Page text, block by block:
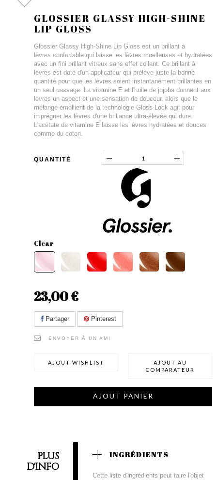
GLOSSIER GLASSY HIGH-SHINE
LIP GLOSS
Glossier Glassy High-Shine Lip Gloss est un brillant à
lèvres confortable qui laisse les lèvres moelleuses et hydratées
avec un fini brillant vitreux sans effet collant. Ce brillant à
lèvres est doté d'un applicateur qui prélève juste la bonne
quantité pour que les lèvres soient instantanément brillantes en
un seul passage. La vitamine E et l'huile de jojoba donnent aux
lèvres un aspect et une sensation de douceur, alors que le
mélange émollient de la technologie Gloss-Lock agit pour
imprégner les lèvres d'une brillance ultra-élevée qui dure.
L'acétate de vitamine E laisse les lèvres hydratées et douces
comme du coton.
QUANTITÉ
Clear
23,00 €
Partager Pinterest
ENVOYER À UN AMI
AJOUT WISHLIST
AJOUT AU
COMPARATEUR
AJOUT PANIER
PLUS
D'INFO
INGRÉDIENTS
Cette liste d'ingrédients peut faire l'objet